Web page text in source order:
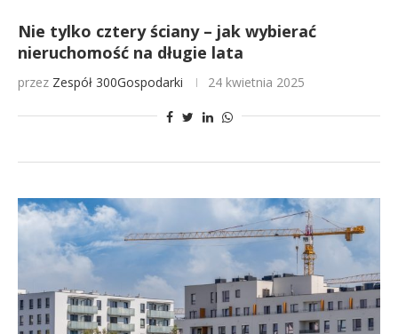
Nie tylko cztery ściany – jak wybierać
nieruchomość na długie lata
przez Zespół 300Gospodarki 24 kwietnia 2025